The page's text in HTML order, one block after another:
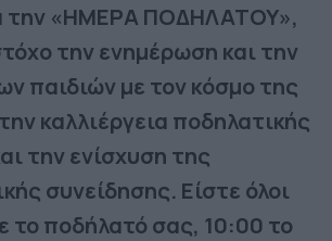
την «ΗΜΕΡΑ ΠΟΔΗΛΑΤΟΥ»,
την ενημέρωση και την
παιδιών με τον κόσμο της
καλλιέργεια ποδηλατικής
την ενίσχυση της
συνείδησης. Είστε όλοι
το ποδήλατό σας, 10:00 το